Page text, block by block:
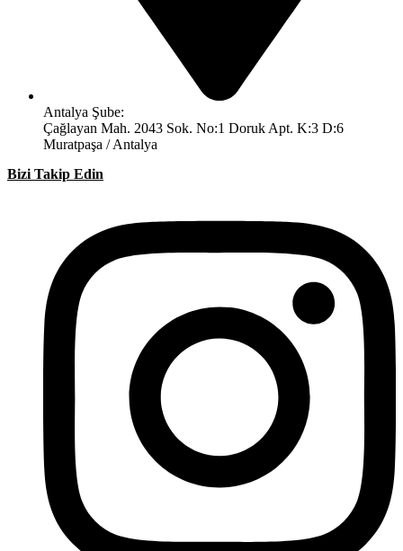
Antalya Şube:
Çağlayan Mah. 2043 Sok. No:1 Doruk Apt. K:3 D:6
Muratpaşa / Antalya
Bizi Takip Edin